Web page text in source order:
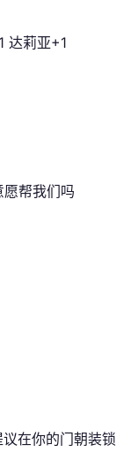
达莉亚+1
愿帮我们吗
议在你的门朝装锁